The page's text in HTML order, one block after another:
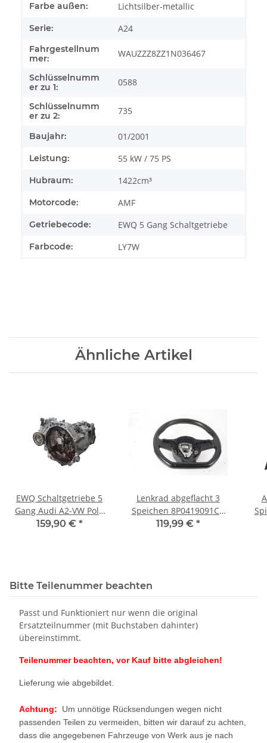
Farbe außen: Lichtsilber-metallic
Serie: A24
Fahrgestellnum
mer:
WAUZZZ8ZZ1N036467
Schlüsselnumm
er zu 1:
0588
Schlüsselnumm
er zu 2:
735
Baujahr: 01/2001
Leistung: 55 kW / 75 PS
Hubraum: 1422cm³
Motorcode: AMF
Getriebecode: EWQ 5 Gang Schaltgetriebe
Farbcode: LY7W
Ähnliche Artikel
EWQ Schaltgetriebe 5
Gang Audi A2-VW Polo
9N-Seat Arosa 1,4 TDI
159,90 € *
Lenkrad abgeflacht 3
Speichen 8P0419091CR
Audi S3 8P TT 8J Leder
119,99 € *
Bitte Teilenummer beachten
Passt und Funktioniert nur wenn die original
Ersatzteilnummer (mit Buchstaben dahinter)
übereinstimmt.
Teilenummer beachten, vor Kauf bitte abgleichen!
Lieferung wie abgebildet.
Achtung: Um unnötige Rücksendungen wegen nicht
passenden Teilen zu vermeiden, bitten wir darauf zu achten,
dass die angegebenen Fahrzeuge von Werk aus je nach